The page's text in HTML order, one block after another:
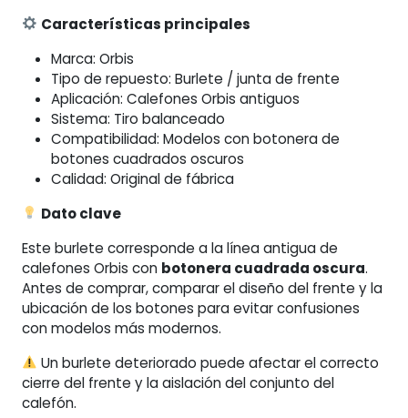
Características principales
Marca: Orbis
Tipo de repuesto: Burlete / junta de frente
Aplicación: Calefones Orbis antiguos
Sistema: Tiro balanceado
Compatibilidad: Modelos con botonera de
botones cuadrados oscuros
Calidad: Original de fábrica
Dato clave
Este burlete corresponde a la línea antigua de
calefones Orbis con botonera cuadrada oscura.
Antes de comprar, comparar el diseño del frente y la
ubicación de los botones para evitar confusiones
con modelos más modernos.
Un burlete deteriorado puede afectar el correcto
cierre del frente y la aislación del conjunto del
calefón.